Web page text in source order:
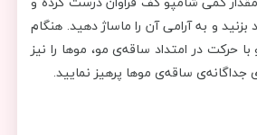
و به آرامی آن را ماساژ دهید. هنگام
حرکت در امتداد ساقه‌ی مو، موها را نیز
جداگانه‌ی ساقه‌ی موها پرهیز نمایید.